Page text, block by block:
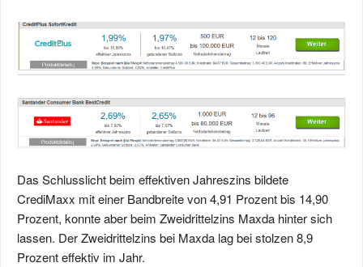
Das Schlusslicht beim effektiven Jahreszins bildete
CrediMaxx mit einer Bandbreite von 4,91 Prozent bis 14,90
Prozent, konnte aber beim Zweidrittelzins Maxda hinter sich
lassen. Der Zweidrittelzins bei Maxda lag bei stolzen 8,9
Prozent effektiv im Jahr.